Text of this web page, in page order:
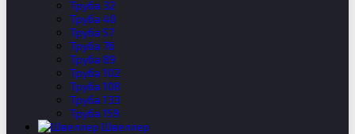
Труба 32
Труба 40
Труба 57
Труба 76
Труба 89
Труба 102
Труба 108
Труба 133
Труба 159
Швеллер